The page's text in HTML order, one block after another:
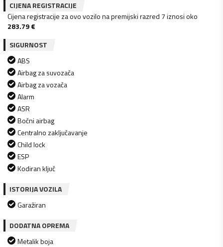
CIJENA REGISTRACIJE
Cijena registracije za ovo vozilo na premijski razred 7 iznosi oko
283.79€
SIGURNOST
ABS
Airbag za suvozača
Airbag za vozača
Alarm
ASR
Bočni airbag
Centralno zaključavanje
Child lock
ESP
Kodiran ključ
ISTORIJA VOZILA
Garažiran
DODATNA OPREMA
Metalik boja